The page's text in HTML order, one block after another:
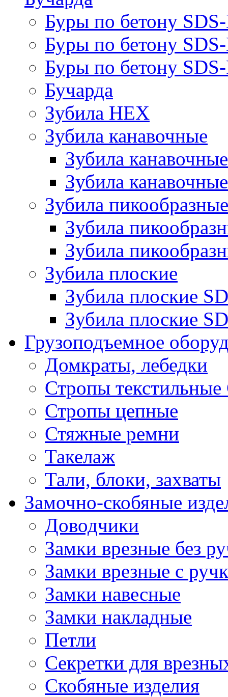
Буры по бетону
Буры по бетону
Буры по бетону
Бучарда
Зубила HEX
Зубила канавочные
Зубила
Зубила
Зубила пикообразные
Зубила
Зубила
Зубила плоские
Зубила плоские
Зубила плоские
Грузоподъемное
Домкраты, лебедки
Стропы
Стропы цепные
Стяжные ремни
Такелаж
Тали, блоки, захваты
Замочно-скобяные
Доводчики
Замки врезные без
Замки врезные с
Замки навесные
Замки накладные
Петли
Секретки для
Скобяные изделия